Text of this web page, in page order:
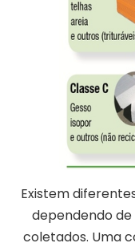
Existem
dependendo de
coletados. Uma